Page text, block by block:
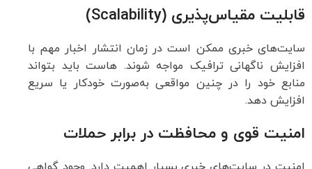
قابلیت مقیاس‌پذیری (Scalability)
سایت‌های خبری ممکن است در زمان انتشار اخبار مهم با
افزایش ناگهانی ترافیک مواجه شوند. هاست باید بتواند
منابع خود را در چنین مواقعی به‌صورت خودکار یا سریع
افزایش دهد.
امنیت قوی و محافظت در برابر حملات